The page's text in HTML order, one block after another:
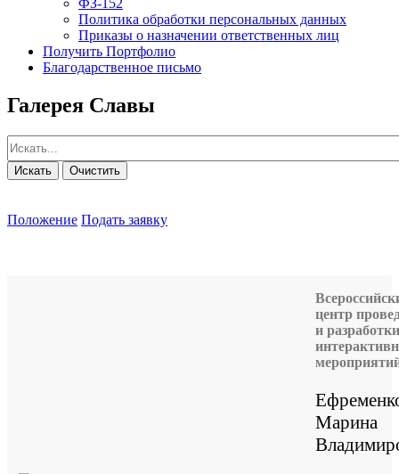
ФЗ-152
Политика обработки персональных данных
Приказы о назначении ответственных лиц
Получить Портфолио
Благодарственное письмо
Галерея Славы
Искать Очистить
Положение Подать заявку
центр
и разработки
Марина